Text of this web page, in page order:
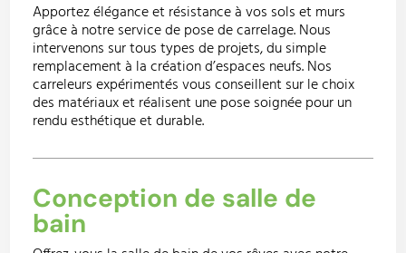
Apportez élégance et résistance à vos sols et murs
grâce à notre service de pose de carrelage. Nous
intervenons sur tous types de projets, du simple
remplacement à la création d’espaces neufs. Nos
carreleurs expérimentés vous conseillent sur le choix
des matériaux et réalisent une pose soignée pour un
rendu esthétique et durable.
Conception de salle de
bain